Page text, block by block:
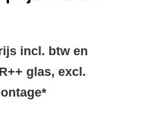
incl. btw en
glas, excl.